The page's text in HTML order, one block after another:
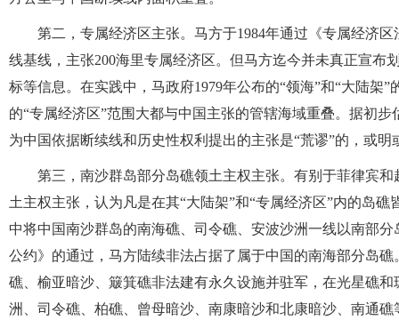
第二，专属经济区主张。马方于1984年通过《专属经济
线基线，主张200海里专属经济区。但马方迄今并未真正宣
标等信息。在实践中，马政府1979年公布的“领海”和“大陆架
的“专属经济区”范围大都与中国主张的管辖海域重叠。据初
为中国依据断续线和历史性权利提出的主张是“荒谬”的，或
第三，南沙群岛部分岛礁领土主权主张。有别于菲律宾
土主权主张，认为凡是在其“大陆架”和“专属经济区”内的岛
中将中国南沙群岛的南海礁、司令礁、安波沙洲一线以南部
公约》的通过，马方陆续非法占据了属于中国的南海部分岛
礁、榆亚暗沙、簸箕礁非法建有永久设施并驻军，在光星礁
洲、司令礁、柏礁、曾母暗沙、南康暗沙和北康暗沙、南通礁